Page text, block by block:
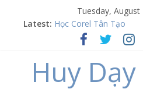
Tuesday, August
Latest: Word Bình Trị Đông –
Học Corel Tân Tạo
Cách tạo USB Boot
Khóa học Photoshop
Excel Bình Trị Đông –
Huy